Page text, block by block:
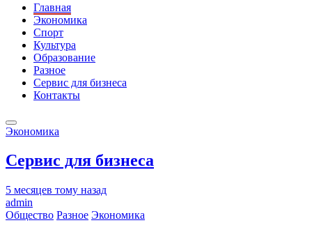
Главная
Экономика
Спорт
Культура
Образование
Разное
Сервис для бизнеса
Контакты
Экономика
Сервис для бизнеса
5 месяцев тому назад
admin
Общество Разное Экономика